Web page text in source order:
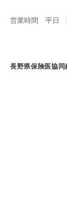
営業時間 平日
長野県保険医協同